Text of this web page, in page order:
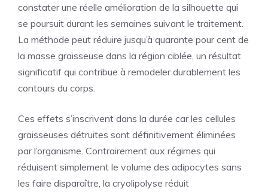
constater une réelle amélioration de la silhouette qui
se poursuit durant les semaines suivant le traitement.
La méthode peut réduire jusqu’à quarante pour cent de
la masse graisseuse dans la région ciblée, un résultat
significatif qui contribue à remodeler durablement les
contours du corps.
Ces effets s’inscrivent dans la durée car les cellules
graisseuses détruites sont définitivement éliminées
par l’organisme. Contrairement aux régimes qui
réduisent simplement le volume des adipocytes sans
les faire disparaître, la cryolipolyse réduit